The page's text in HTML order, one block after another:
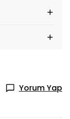
Yorum Yap